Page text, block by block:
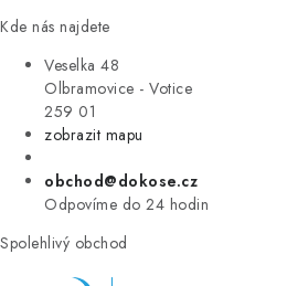
Kde nás najdete
Veselka 48
Olbramovice - Votice
259 01
zobrazit mapu
obchod@dokose.cz
Odpovíme do 24 hodin
Spolehlivý obchod
ÚKLID
VÝPRODEJ
ZNAČKY
Úvod Kontakt Blog
Moje objednávka